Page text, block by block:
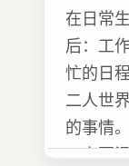
在日常
后：工
忙的日
二人世
的事情
一定要